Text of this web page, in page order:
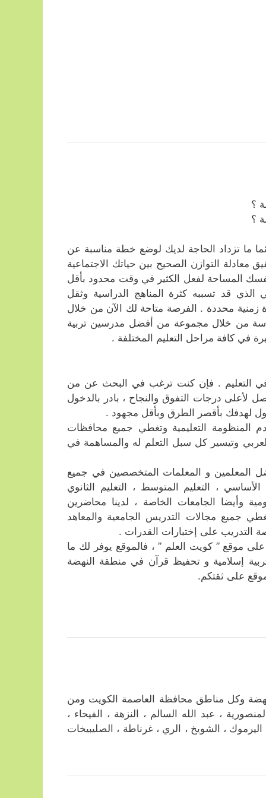
؟
؟
ما تزداد الحاجة لديك لوضع خطة مناسبة عن
التوازن الصحيح بين حياتك الاجتماعية
المساحة لفعل الكثير في وقت محدود بأقل
قد تسببه كثرة المناهج الدراسية وثقل
محددة . الفرصة متاحة لك الآن من خلال
من خلال مجموعة من أفضل مدرسين تربية
في كافة مراحل التعليم المختلفة .
التعليم . فإن كنت ترغب في البحث عن من
درجات التفوق والنجاح ، بادر بالدخول
لهدفك بأقصر الطرق وبأقل مجهود .
المنظومة التعليمية وتغطي جميع محافظات
وتيسير كل سبل التعلم له والمساهمة في
المعلمين و المعلمات المتخصصين في جميع
، التعليم المتوسط ، التعليم الثانوي
وأيضا الجامعات الخاصة ، لدينا محاضرين
جميع مجالات التدريس الجامعية والمعاهد
التدريب على إختبارات القدرات .
موقع ” كويت العلم ” ، فالموقع يوفر لك ما
إسلامية و تحفيظ قرآن في منطقة النهضة
على ثقتكم.
وكل مناطق محافظة العاصمة الكويت ومن
، عبد الله السالم ، النزهة ، الفيحاء ،
اليرموك ، الشويخ ، الري ، غرناطة ، الصليبيخات